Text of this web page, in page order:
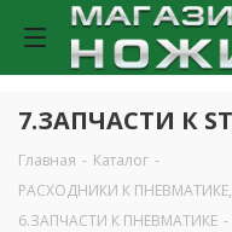
7.ЗАПЧАСТИ К
Главная - Каталог -
РАСХОДНИКИ К
6.ЗАПЧАСТИ К ПНЕВМАТИКЕ -